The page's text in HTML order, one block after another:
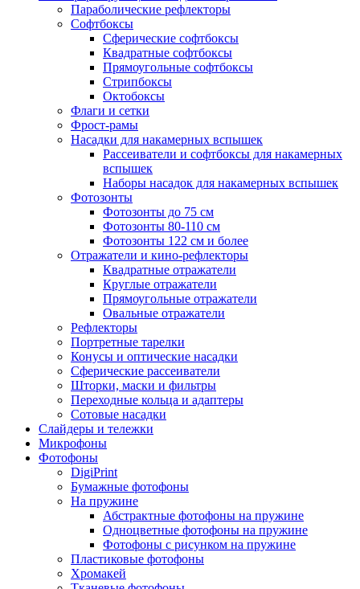
Параболические рефлекторы
Софтбоксы
Сферические софтбоксы
Квадратные софтбоксы
Прямоугольные софтбоксы
Стрипбоксы
Октобоксы
Флаги и сетки
Фрост-рамы
Насадки для накамерных вспышек
Рассеиватели и софтбоксы для накамерных
вспышек
Наборы насадок для накамерных вспышек
Фотозонты
Фотозонты до 75 см
Фотозонты 80-110 см
Фотозонты 122 см и более
Отражатели и кино-рефлекторы
Квадратные отражатели
Круглые отражатели
Прямоугольные отражатели
Овальные отражатели
Рефлекторы
Портретные тарелки
Конусы и оптические насадки
Сферические рассеиватели
Шторки, маски и фильтры
Переходные кольца и адаптеры
Сотовые насадки
Слайдеры и тележки
Микрофоны
Фотофоны
DigiPrint
Бумажные фотофоны
На пружине
Абстрактные фотофоны на пружине
Одноцветные фотофоны на пружине
Фотофоны с рисунком на пружине
Пластиковые фотофоны
Хромакей